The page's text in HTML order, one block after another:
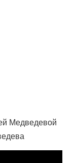
Медведевой